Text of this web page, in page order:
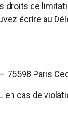
de
écrire au
75598 Paris
en cas de